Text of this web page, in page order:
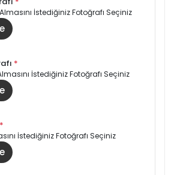
İstediğiniz Fotoğrafı Seçiniz
*
İstediğiniz Fotoğrafı Seçiniz
*
İstediğiniz Fotoğrafı Seçiniz